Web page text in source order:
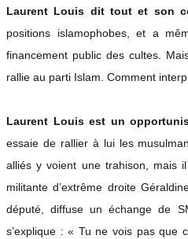
Laurent Louis dit tout et son
positions islamophobes, et a
financement public des cultes.
rallie au parti Islam. Comment
Laurent Louis est un
essaie de rallier à lui les
alliés y voient une trahison, mais
militante d’extrême droite
député, diffuse un échange de
s’explique : « Tu ne vois pas que